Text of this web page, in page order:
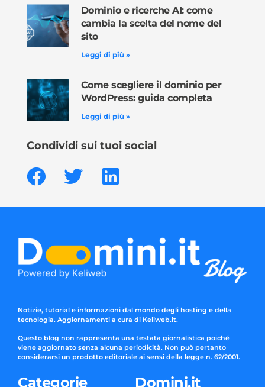
Dominio e ricerche AI: come
cambia la scelta del nome del
sito
Leggi di più »
Come scegliere il dominio per
WordPress: guida completa
Leggi di più »
Condividi sui tuoi social
Notizie, tutorial e informazioni dal mondo degli hosting e della
tecnologia. Aggiornamenti a cura di Keliweb.it.
Questo blog non rappresenta una testata giornalistica poiché
viene aggiornato senza alcuna periodicità. Non può pertanto
considerarsi un prodotto editoriale ai sensi della legge n. 62/2001.
Categorie Domini.it